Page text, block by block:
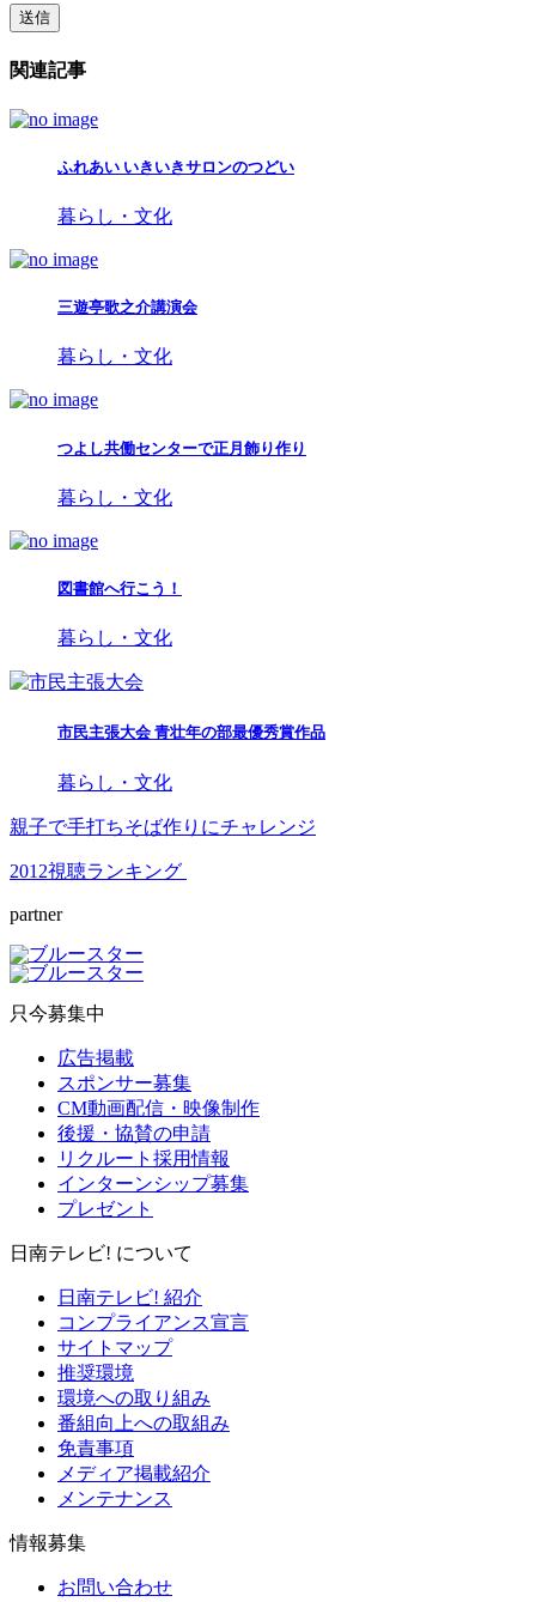
関連記事
ふれあい いきいきサロンのつどい
暮らし・文化
三遊亭歌之介講演会
暮らし・文化
つよし共働センターで正月飾り作り
暮らし・文化
図書館へ行こう！
暮らし・文化
市民主張大会 青壮年の部最優秀賞作品
暮らし・文化
親子で手打ちそば作りにチャレンジ
2012視聴ランキング
partner
只今募集中
広告掲載
スポンサー募集
CM動画配信・映像制作
後援・協賛の申請
リクルート採用情報
インターンシップ募集
プレゼント
日南テレビ! について
日南テレビ! 紹介
コンプライアンス宣言
サイトマップ
推奨環境
環境への取り組み
番組向上への取組み
免責事項
メディア掲載紹介
メンテナンス
情報募集
お問い合わせ